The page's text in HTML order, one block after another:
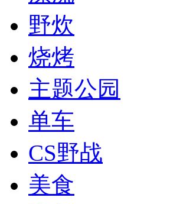
野炊
烧烤
主题公园
单车
CS野战
美食